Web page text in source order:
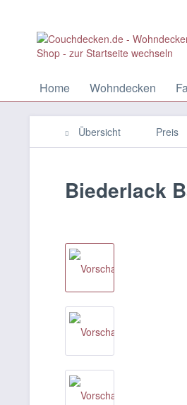
Home Wohndecken
Übersicht Preis
Biederlack